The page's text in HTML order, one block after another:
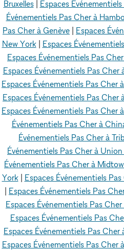
Bruxelles| Espaces
Événementiels Pas Cher à
Pas Cher à Genève
Espaces
New York| Espaces
Espaces Événementiels Pas
Espaces Événementiels Pas
Espaces Événementiels Pas Cher
Espaces Événementiels Pas
Espaces Événementiels Pas Cher
Événementiels Pas Cher à
Événementiels Pas Cher à
Événementiels Pas Cher à
Événementiels Pas Cher à
York| Espaces Événementiels
Espaces Événementiels Pas
Espaces Événementiels Pas
Espaces Événementiels Pas
Espaces Événementiels Pas
Espaces Événementiels Pas